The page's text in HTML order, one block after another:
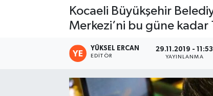
Kocaeli Büyükşehir
Merkezi’ni bu güne
YÜKSEL ERCAN
EDITÖR
29.11.2019 - 11:53
YAYINLANMA
Haber Arşivi